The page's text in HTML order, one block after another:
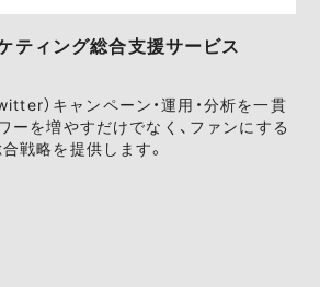
ティング総合支援サービス
）キャンペーン・運用・分析を一貫
ーを増やすだけでなく、ファンにする
戦略を提供します。